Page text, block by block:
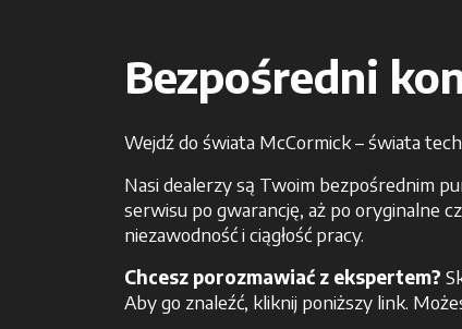
Bezpośredni
Wejdź do świata McCormick – świata
Nasi dealerzy są Twoim bezpośrednim
serwisu po gwarancję, aż po oryginalne
niezawodność i ciągłość pracy.
Chcesz porozmawiać z ekspertem?
Aby go znaleźć, kliknij poniższy link.